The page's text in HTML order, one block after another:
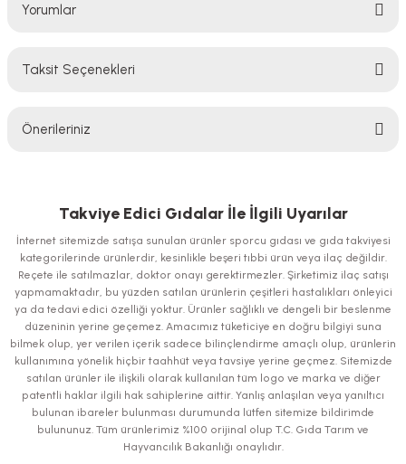
Yorumlar
Taksit Seçenekleri
Önerileriniz
iletebilirsiniz.
Görüş ve önerileriniz için teşekkür ederiz.
Ürün resmi kalitesiz, bozuk veya görüntülenemiyor.
Ürün açıklamasında eksik bilgiler bulunuyor.
Ürün bilgilerinde hatalar bulunuyor.
Ürün fiyatı diğer sitelerden daha pahalı.
Bu ürüne benzer farklı alternatifler olmalı.
Takviye Edici Gıdalar İle İlgili Uyarılar
İnternet sitemizde satışa sunulan ürünler sporcu gıdası ve gıda takviyesi
kategorilerinde ürünlerdir, kesinlikle beşeri tıbbi ürün veya ilaç değildir.
Reçete ile satılmazlar, doktor onayı gerektirmezler. Şirketimiz ilaç satışı
yapmamaktadır, bu yüzden satılan ürünlerin çeşitleri hastalıkları önleyici
ya da tedavi edici özelliği yoktur. Ürünler sağlıklı ve dengeli bir beslenme
düzeninin yerine geçemez. Amacımız tüketiciye en doğru bilgiyi suna
bilmek olup, yer verilen içerik sadece bilinçlendirme amaçlı olup, ürünlerin
kullanımına yönelik hiçbir taahhüt veya tavsiye yerine geçmez. Sitemizde
satılan ürünler ile ilişkili olarak kullanılan tüm logo ve marka ve diğer
patentli haklar ilgili hak sahiplerine aittir. Yanlış anlaşılan veya yanıltıcı
bulunan ibareler bulunması durumunda lütfen sitemize bildirimde
bulununuz. Tüm ürünlerimiz %100 orijinal olup T.C. Gıda Tarım ve
Hayvancılık Bakanlığı onaylıdır.